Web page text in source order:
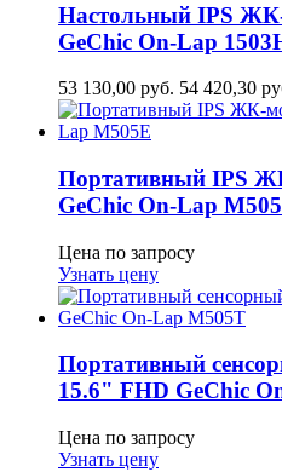
Настольный IPS
GeСhic On-Lap
53 130,00 руб. 54 420,30
Портативный IPS
GeСhic On-Lap
Цена по запросу
Узнать цену
Портативный
15.6" FHD GeСhic
Цена по запросу
Узнать цену